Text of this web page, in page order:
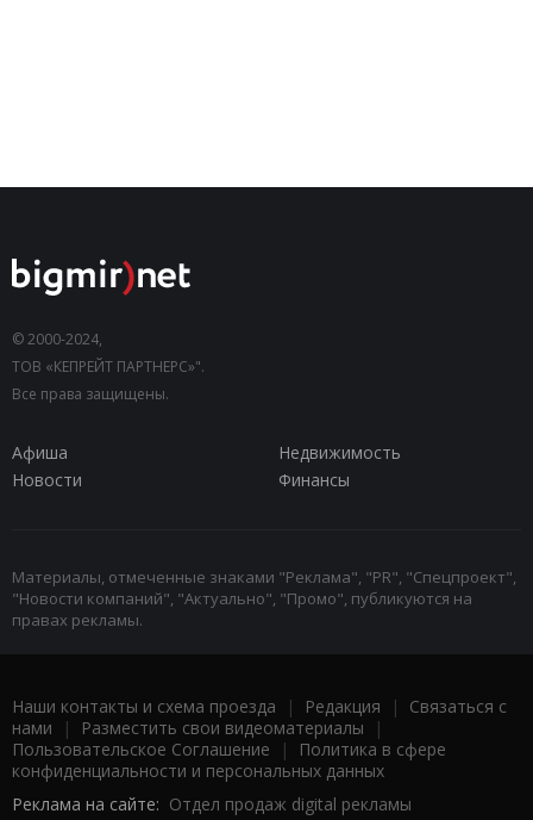
© 2000-2024,
ТОВ «КЕПРЕЙТ ПАРТНЕРС»".
Все права защищены.
Афиша
Недвижимость
Новости
Финансы
Материалы, отмеченные знаками "Реклама", "PR", "Спецпроект",
"Новости компаний", "Актуально", "Промо", публикуются на
правах рекламы.
Наши контакты и схема проезда | Редакция | Связаться с
нами | Разместить свои видеоматериалы |
Пользовательское Соглашение |
Политика в сфере
конфиденциальности и персональных данных
Реклама на сайте: Отдел продаж digital рекламы